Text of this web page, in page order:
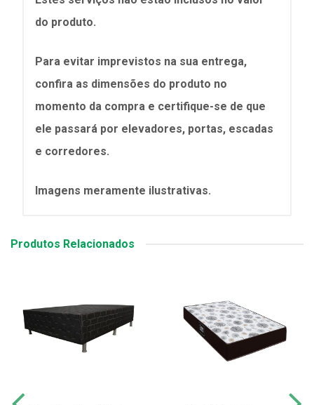
do produto.
Para evitar imprevistos na sua entrega,
confira as dimensões do produto no
momento da compra e certifique-se de que
ele passará por elevadores, portas, escadas
e corredores.
Imagens meramente ilustrativas.
Produtos Relacionados